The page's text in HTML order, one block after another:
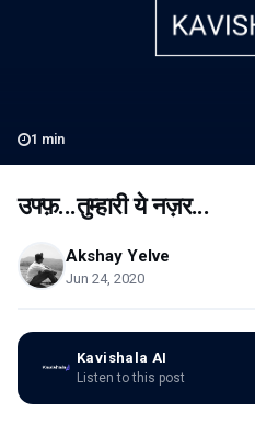
1 min
उफ्फ़...तुम्हारी ये नज़र...
Akshay Yelve
Jun 24, 2020
Kavishala AI
Listen to this post